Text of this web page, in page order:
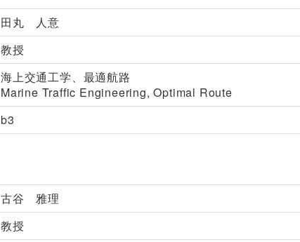
田丸 人意
教授
海上交通工学、最適航路
Marine Traffic Engineering, Optimal Route
b3
古谷 雅理
教授